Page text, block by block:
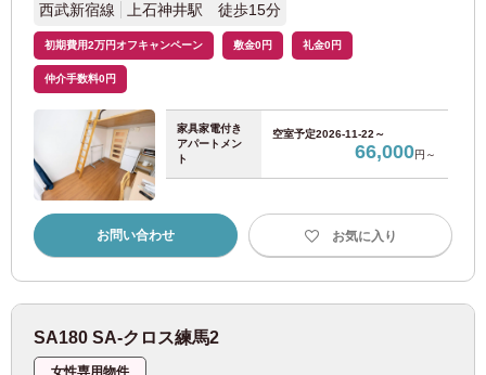
西武新宿線 上石神井駅 徒歩15分
初期費用2万円オフキャンペーン 敷金0円 礼金0円
仲介手数料0円
家具家電付き
アパートメン
ト
空室予定2026-11-22～
66,000円～
お問い合わせ お気に入り
SA180 SA-クロス練馬2
女性専用物件